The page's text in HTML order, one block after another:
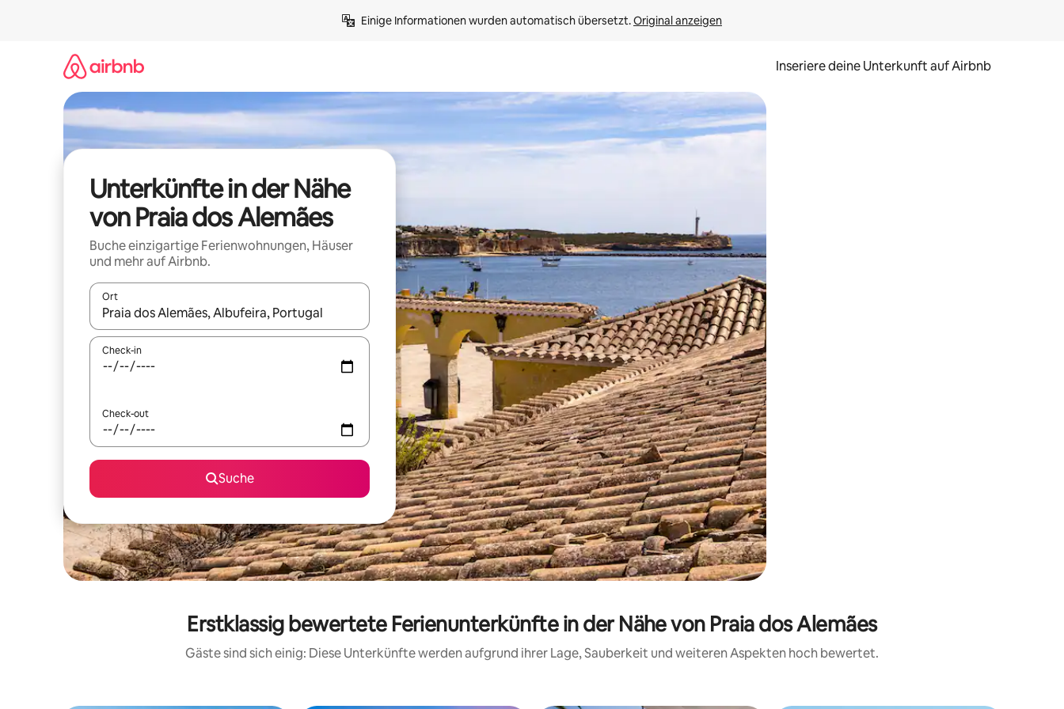
Einige Informationen wurden automatisch übersetzt. Original anzeigen
Inseriere deine Unterkunft auf Airbnb
Unterkünfte in der Nähe
von Praia dos Alemães
Buche einzigartige Ferienwohnungen, Häuser
und mehr auf Airbnb.
Ort
Wenn Ergebnisse verfügbar sind, navigiere mit den Pfeiltasten nach oben und unten oder erkunde die Ergebnisse durch Berühren oder Wischgesten.
Check-in
Check-out
Suche
Erstklassig bewertete Ferienunterkünfte in der Nähe von Praia dos Alemães
Gäste sind sich einig: Diese Unterkünfte werden aufgrund ihrer Lage, Sauberkeit und weiteren Aspekten hoch bewertet.